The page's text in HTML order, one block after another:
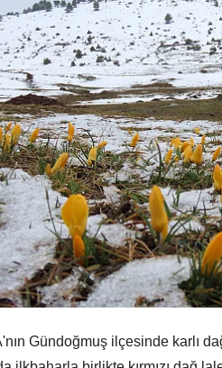
Gündoğmuş ilçesinde karlı